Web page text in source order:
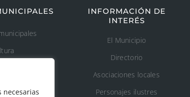
necesarias
INFORMACIÓN DE
INTERÉS
El Municipio
Directorio
Asociaciones locales
Personajes ilustres